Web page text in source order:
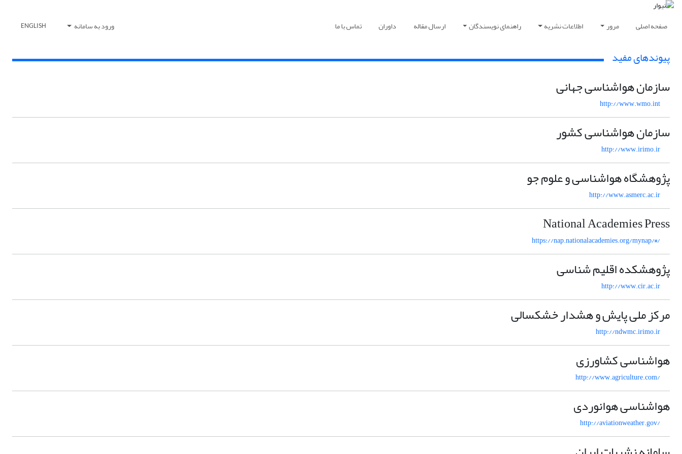
صفحه اصلی مرور اطلاعات نشریه راهنمای نویسندگان ارسال مقاله داوران تماس با ما ورود به سامانه ENGLISH
پیوندهای مفید
سازمان هواشناسی جهانی
http://www.wmo.int
سازمان هواشناسی کشور
http://www.irimo.ir
پژوهشگاه هواشناسی و علوم جو
http://www.asmerc.ac.ir
National Academies Press
https://nap.nationalacademies.org/mynap/#/
پژوهشکده اقلیم شناسی
http://www.cir.ac.ir
مرکز ملی پایش و هشدار خشکسالی
http://ndwmc.irimo.ir
هواشناسی کشاورزی
http://www.agriculture.com/
هواشناسی هوانوردی
http://aviationweather.gov/